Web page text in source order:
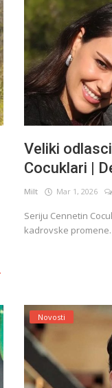
Veliki
Cocuklari |
Milt Mar 1, 2026
Seriju Cennetin
kadrovske promene.
Novosti